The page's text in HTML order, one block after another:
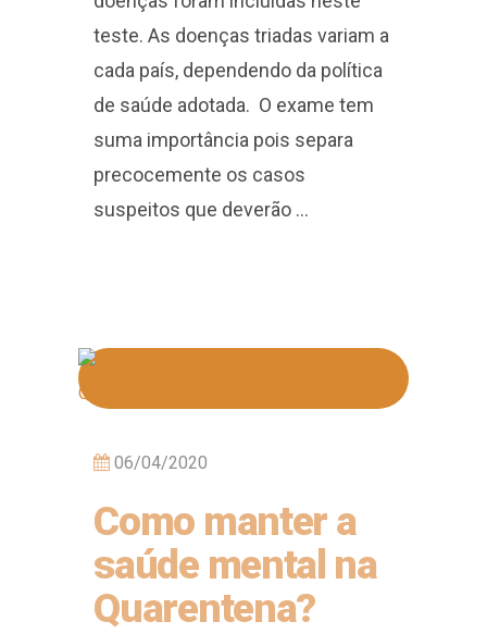
teste. As doenças triadas variam a
cada país, dependendo da política
de saúde adotada. O exame tem
suma importância pois separa
precocemente os casos
suspeitos que deverão …
06/04/2020
Como manter a
saúde mental na
Quarentena?